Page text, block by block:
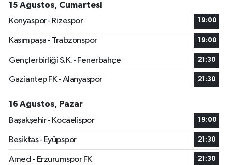
15 Ağustos, Cumartesi
Konyaspor - Rizespor
19:00
Kasımpaşa - Trabzonspor 19:00
Gençlerbirliği S.K. - Fenerbahçe 21:30
Gaziantep FK - Alanyaspor 21:30
16 Ağustos, Pazar
Başakşehir - Kocaelispor
19:00
Beşiktaş - Eyüpspor 21:30
Amed - Erzurumspor FK 21:30